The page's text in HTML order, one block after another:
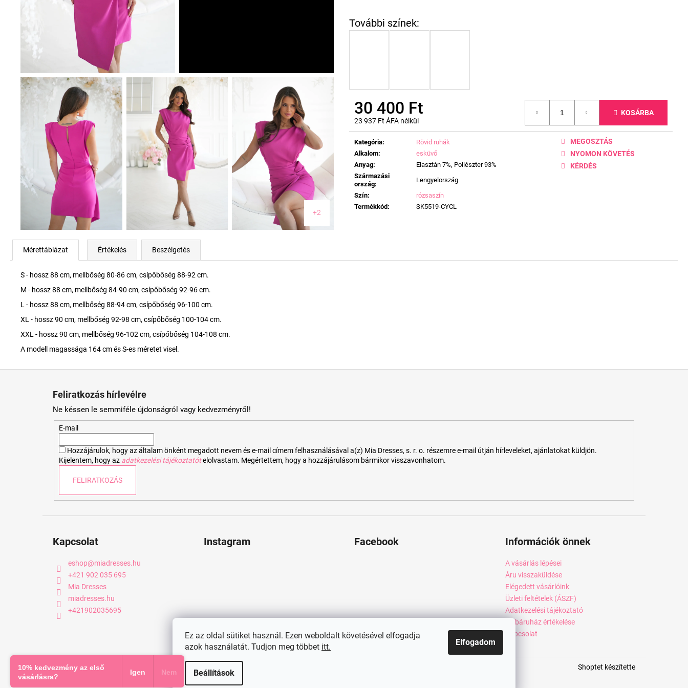
Ez az oldal sütiket használ. Ezen weboldalt követésével elfogadja
azok használatát. Tudjon meg többet itt.
Beállítások
Elfogadom
30 400 Ft
23 937 Ft ÁFA nélkül
Egységár:
KOSÁRBA
Kategória:
Rövid ruhák
Alkalom:
esküvő
Anyag:
Elasztán 7%, Poliészter 93%
Származási
ország:
Lengyelország
Szín:
rózsaszín
Termékkód: SK5519-CYCL
KÉRDÉS
NYOMON KÖVETÉS
MEGOSZTÁS
+2
Mérettáblázat Értékelés Beszélgetés
S - hossz 88 cm, mellbőség 80-86 cm, csípőbőség 88-92 cm.
M - hossz 88 cm, mellbőség 84-90 cm, csípőbőség 92-96 cm.
L - hossz 88 cm, mellbőség 88-94 cm, csípőbőség 96-100 cm.
XL - hossz 90 cm, mellbőség 92-98 cm, csípőbőség 100-104 cm.
XXL - hossz 90 cm, mellbőség 96-102 cm, csípőbőség 104-108 cm.
A modell magassága 164 cm és S-es méretet visel.
Feliratkozás hírlevélre
Ne késsen le semmiféle újdonságról vagy kedvezményről!
E-mail
Hozzájárulok, hogy az általam önként megadott nevem és e-mail címem felhasználásával a(z) Mia Dresses, s. r. o. részemre e-mail útján hírleveleket, ajánlatokat küldjön.
Kijelentem, hogy az adatkezelési tájékoztatót elolvastam. Megértettem, hogy a hozzájárulásom bármikor visszavonhatom.
FELIRATKOZÁS
Kapcsolat
eshop@miadresses.hu
+421 902 035 695
Mia Dresses
miadresses.hu
+421902035695
Instagram Facebook Információk önnek
A vásárlás lépései
Áru visszaküldése
Elégedett vásárlóink
Üzleti feltételek (ÁSZF)
Adatkezelési tájékoztató
Webáruház értékelése
Kapcsolat
Shoptet készítette
Copyright 2026miadresses.hu
10% kedvezmény az első
vásárlásra?
Igen Nem